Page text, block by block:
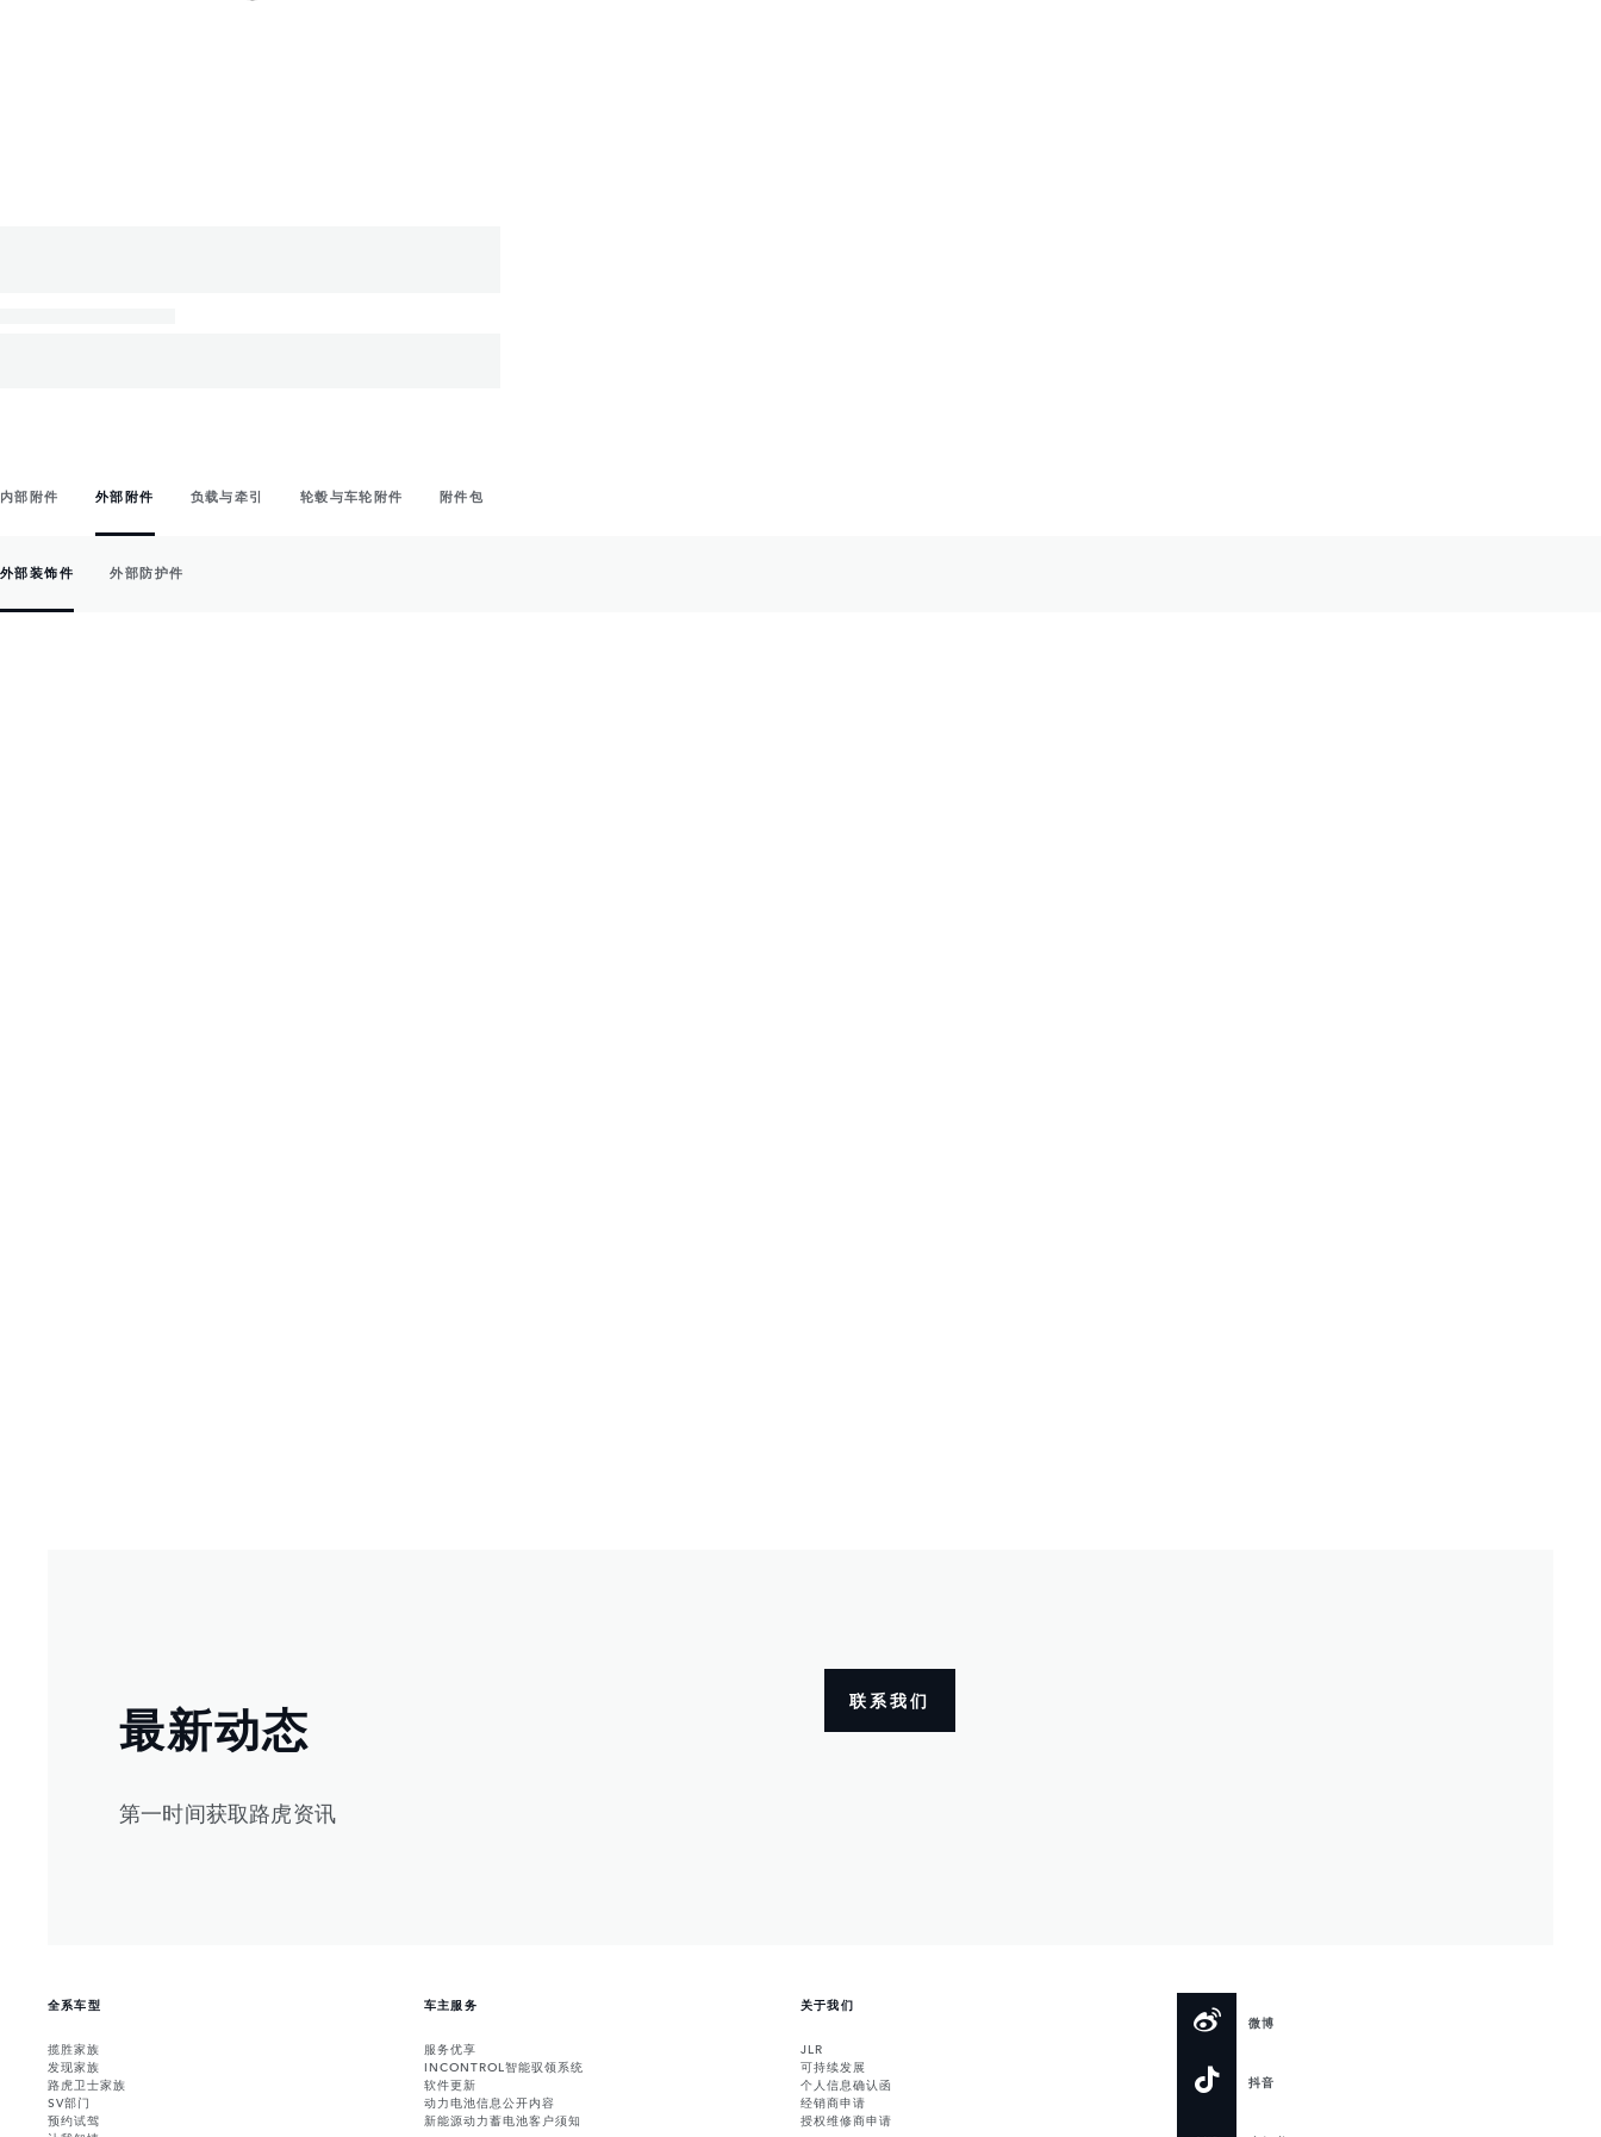
内部附件 外部附件 负载与牵引 轮毂与车轮附件 附件包
外部装饰件 外部防护件
最新动态
第一时间获取路虎资讯
联系我们
全系车型
揽胜家族
发现家族
路虎卫士家族
SV部门
预约试驾
车主服务
服务优享
INCONTROL智能驭领系统
软件更新
动力电池信息公开内容
新能源动力蓄电池客户须知
关于我们
JLR
可持续发展
个人信息确认函
经销商申请
授权维修商申请
微博
抖音